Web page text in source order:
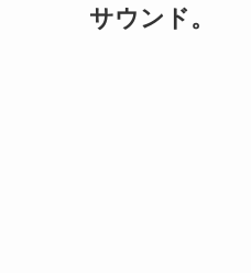
サウンド。